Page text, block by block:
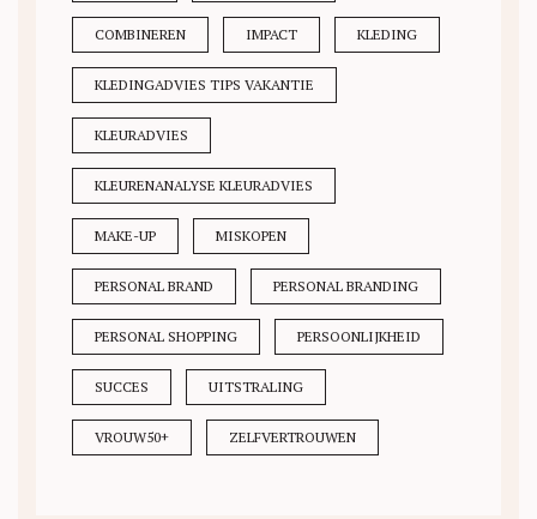
COMBINEREN IMPACT KLEDING
KLEDINGADVIES TIPS VAKANTIE
KLEURADVIES
KLEURENANALYSE KLEURADVIES
MAKE-UP MISKOPEN
PERSONAL BRAND PERSONAL BRANDING
PERSONAL SHOPPING PERSOONLIJKHEID
SUCCES UITSTRALING
VROUW50+ ZELFVERTROUWEN